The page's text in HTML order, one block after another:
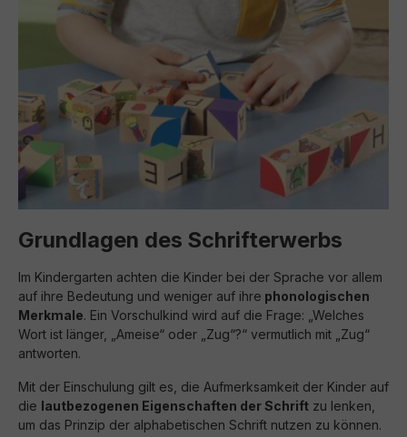
Grundlagen des Schrifterwerbs
Im Kindergarten achten die Kinder bei der Sprache vor allem
auf ihre Bedeutung und weniger auf ihre phonologischen
Merkmale. Ein Vorschulkind wird auf die Frage: „Welches
Wort ist länger, „Ameise“ oder „Zug“?“ vermutlich mit „Zug“
antworten.
Mit der Einschulung gilt es, die Aufmerksamkeit der Kinder auf
die lautbezogenen Eigenschaften der Schrift zu lenken,
um das Prinzip der alphabetischen Schrift nutzen zu können.